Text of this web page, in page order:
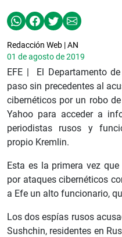
Redacción Web | AN
01 de agosto de 2019
EFE | El Departamento
paso sin precedentes al
cibernéticos por un robo
Yahoo para acceder a
periodistas rusos y
propio Kremlin.
Esta es la primera vez
por ataques cibernéticos
a Efe un alto funcionario,
Los dos espías rusos
Sushchin, residentes en